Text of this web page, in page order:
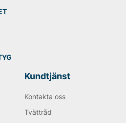
Kundtjänst
Kontakta oss
Tvättråd